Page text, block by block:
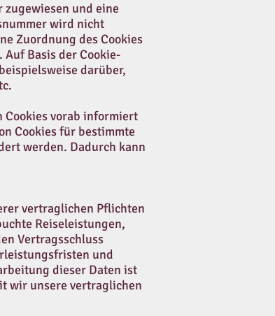
und eine
wird nicht
Zuordnung des Cookies
Basis der Cookie-
darüber,
Cookies vorab informiert
Cookies für bestimmte
werden. Dadurch kann
vertraglichen Pflichten
Reiseleistungen,
Vertragsschluss
und
dieser Daten ist
wir unsere vertraglichen